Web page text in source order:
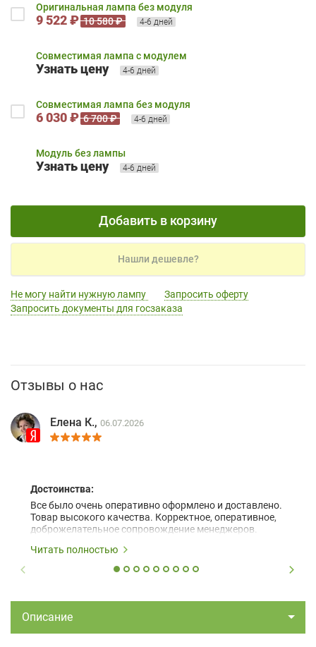
Оригинальная лампа без модуля
9 522 ₽ 10 580 ₽ 4-6 дней
Совместимая лампа с модулем
Узнать цену 4-6 дней
Совместимая лампа без модуля
6 030 ₽ 6 700 ₽ 4-6 дней
Модуль без лампы
Узнать цену 4-6 дней
Добавить в корзину
Нашли дешевле?
Не могу найти нужную лампу
Запросить оферту
Запросить документы для госзаказа
Отзывы о нас
Елена К., 06.07.2026
Достоинства:
Все было очень оперативно оформлено и доставлено.
Товар высокого качества. Корректное, оперативное,
доброжелательное сопровождение менеджеров.
Читать полностью
Описание